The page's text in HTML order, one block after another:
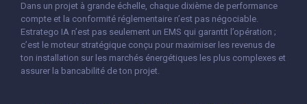
Dans un projet à grande échelle, chaque dixième de performance
compte et la conformité réglementaire n’est pas négociable.
Estratego IA n’est pas seulement un EMS qui garantit l’opération ;
c’est le moteur stratégique conçu pour maximiser les revenus de
ton installation sur les marchés énergétiques les plus complexes et
assurer la bancabilité de ton projet.